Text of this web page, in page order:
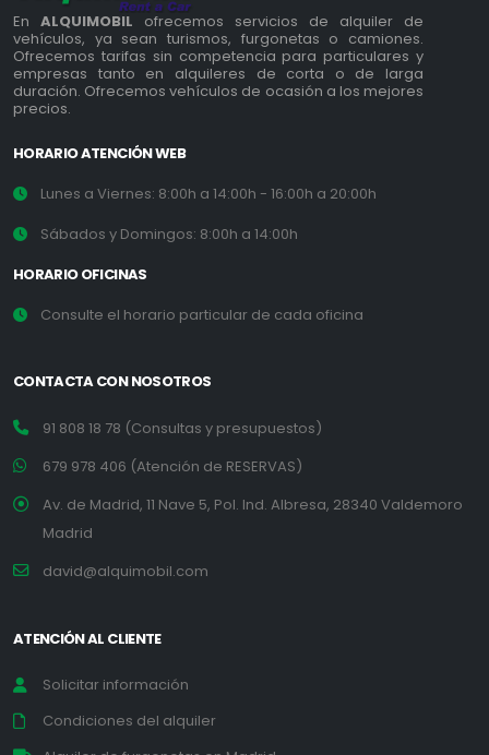
En ALQUIMOBIL ofrecemos servicios de alquiler de
vehículos, ya sean turismos, furgonetas o camiones.
Ofrecemos tarifas sin competencia para particulares y
empresas tanto en alquileres de corta o de larga
duración. Ofrecemos vehículos de ocasión a los mejores
precios.
HORARIO ATENCIÓN WEB
Lunes a Viernes: 8:00h a 14:00h - 16:00h a 20:00h
Sábados y Domingos: 8:00h a 14:00h
HORARIO OFICINAS
Consulte el horario particular de cada oficina
CONTACTA CON NOSOTROS
91 808 18 78 (Consultas y presupuestos)
679 978 406 (Atención de RESERVAS)
Av. de Madrid, 11 Nave 5, Pol. Ind. Albresa, 28340 Valdemoro
Madrid
david@alquimobil.com
ATENCIÓN AL CLIENTE
Solicitar información
Condiciones del alquiler